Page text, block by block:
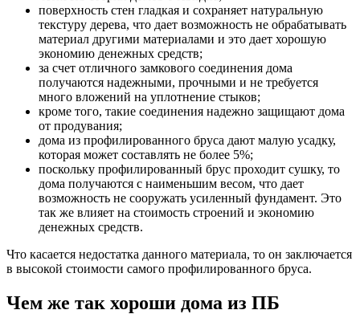
поверхность стен гладкая и сохраняет натуральную
текстуру дерева, что дает возможность не обрабатывать
материал другими материалами и это дает хорошую
экономию денежных средств;
за счет отличного замкового соединения дома
получаются надежными, прочными и не требуется
много вложений на уплотнение стыков;
кроме того, такие соединения надежно защищают дома
от продувания;
дома из профилированного бруса дают малую усадку,
которая может составлять не более 5%;
поскольку профилированный брус проходит сушку, то
дома получаются с наименьшим весом, что дает
возможность не сооружать усиленный фундамент. Это
так же влияет на стоимость строений и экономию
денежных средств.
Что касается недостатка данного материала, то он заключается
в высокой стоимости самого профилированного бруса.
Чем же так хороши дома из ПБ